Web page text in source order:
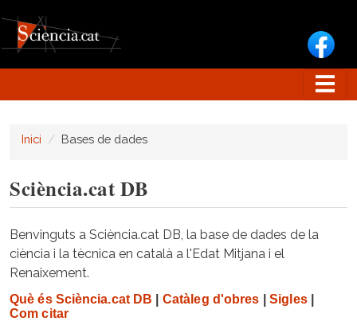
Inici Bases de dades
Sciència.cat DB
Benvinguts a Sciència.cat DB, la base de dades de la
ciència i la tècnica en català a l'Edat Mitjana i el
Renaixement.
Què és Sciència.cat DB Catàleg d'obres Sigles|
Com citar